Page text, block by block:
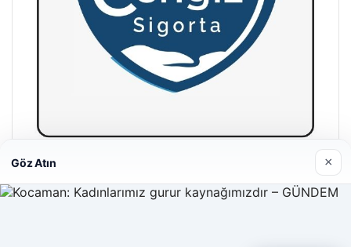
Hastaş Beton
26/05/2026
Göz Atın ×